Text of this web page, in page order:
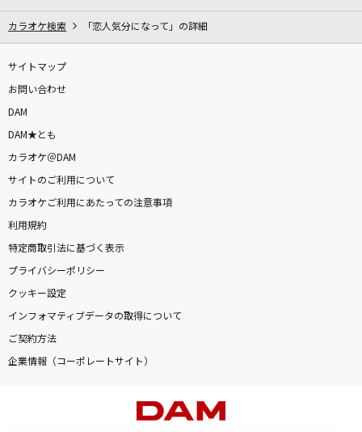
カラオケ検索 「恋人気分になって」の詳細
サイトマップ
お問い合わせ
DAM
DAM★とも
カラオケ＠DAM
サイトのご利用について
カラオケご利用にあたっての注意事項
利用規約
特定商取引法に基づく表示
プライバシーポリシー
クッキー設定
インフォマティブデータの取得について
ご契約方法
企業情報（コーポレートサイト）